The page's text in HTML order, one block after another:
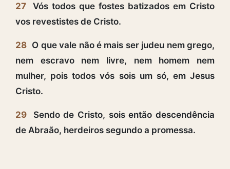
27
Vós todos que fostes batizados em Cristo
vos revestistes de Cristo.
28 O que vale não é mais ser judeu nem grego,
nem escravo nem livre, nem homem nem
mulher, pois todos vós sois um só, em Jesus
Cristo.
29
Sendo de Cristo, sois então descendência
de Abraão, herdeiros segundo a promessa.